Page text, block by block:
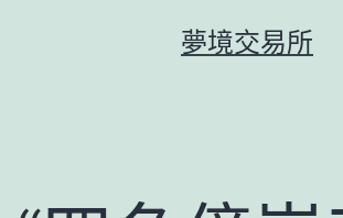
夢境交易所